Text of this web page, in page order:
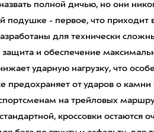
полной дичью, но они
- первое, что приходит
для технически
защита и обеспечение
ударную нагрузку, что
предохраняет от ударов о камни
на трейловых
кроссовки остаются